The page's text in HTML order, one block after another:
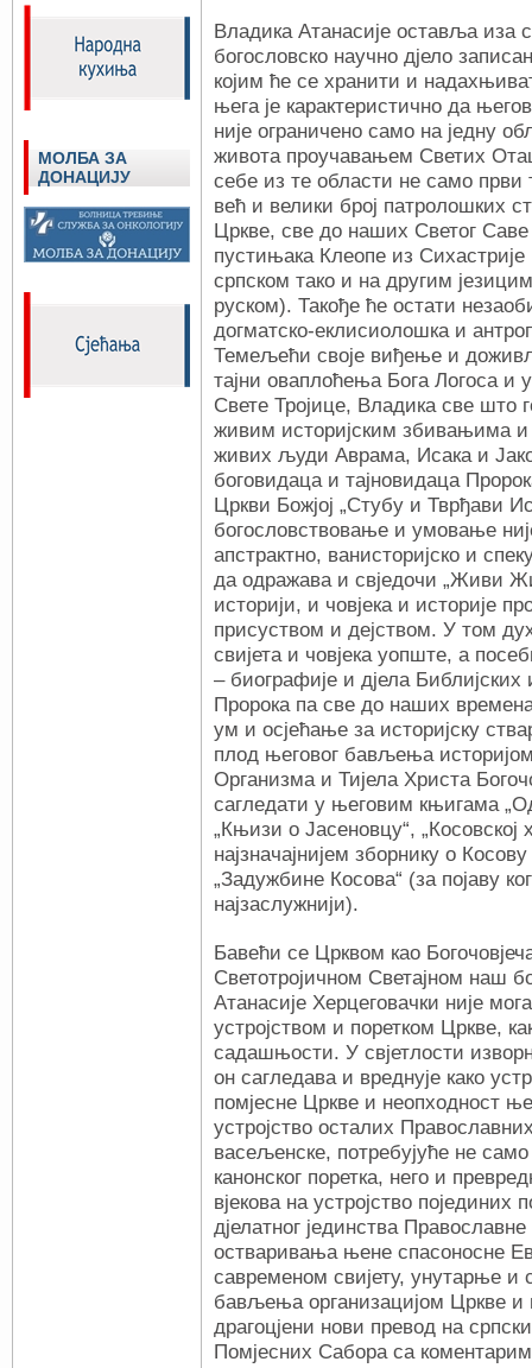
Владика Атанасије оставља иза
богословско научно дјело
којим ће се хранити и
њега је карактеристично да
није ограничено само на једну
живота проучавањем Светих
себе из те области не само први
већ и велики број патролошких
Цркве, све до наших Светог
пустињака Клеопе из
српском тако и на другим
руском). Такође ће остати
догматско-еклисиолошка и
Темељећи своје виђење и
тајни оваплоћења Бога Логоса
Свете Тројице, Владика све што
живим историјским збивањима
живих људи Аврама, Исака и
боговидаца и тајновидаца
Цркви Божјој „Стубу и Тврђави
богословствовање и умовање
апстрактно, ванисторијско и
да одражава и свједочи „Живи
историји, и човјека и историје
присуством и дејством. У том
свијета и човјека уопште, а
– биографије и дјела
Пророка па све до наших
ум и осјећање за историјску
плод његовог бављења историјом
Организма и Тијела Христа
сагледати у његовим књигама
„Књизи о Јасеновцу“, „Косовској
најзначајнијем зборнику о
„Задужбине Косова“ (за појаву
најзаслужнији).
Бавећи се Црквом као
Светотројичном Светајном наш
Атанасије Херцеговачки није
устројством и поретком Цркве,
садашњости. У свјетлости
он сагледава и вреднује како
помјесне Цркве и неопходност
устројство осталих
васељенске, потребујуће не
канонског поретка, него и
вјекова на устројство
дјелатног јединства
остваривања њене спасоносне
савременом свијету, унутарње
бављења организацијом Цркве и
драгоцјени нови превод на
Помјесних Сабора са
МОЛБА ЗА
ДОНАЦИЈУ